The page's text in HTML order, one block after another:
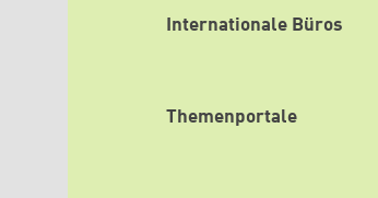
Internationale Büros
Themenportale